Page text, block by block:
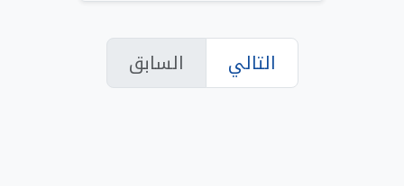
السابق التالي